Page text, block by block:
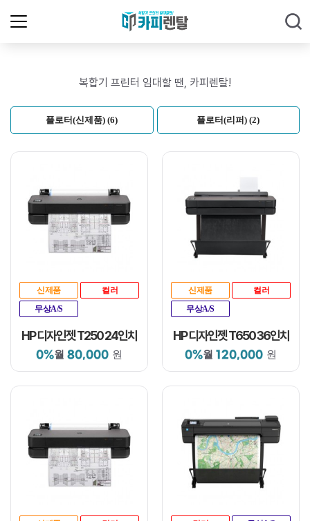
복합기 프린터 임대할 땐, 카피렌탈!
플로터(신제품) (6) 플로터(리퍼) (2)
신제품
컬러
무상A/S
HP 디자인젯 T250 24인치
0%월 80,000 원
신제품
컬러
무상A/S
HP 디자인젯 T650 36인치
0%월 120,000 원